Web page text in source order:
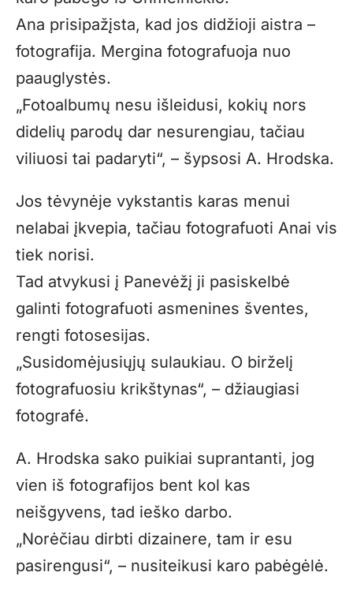
Ana prisipažįsta, kad jos didžioji aistra –
fotografija. Mergina fotografuoja nuo
paauglystės.
„Fotoalbumų nesu išleidusi, kokių nors
didelių parodų dar nesurengiau, tačiau
viliuosi tai padaryti“, – šypsosi A. Hrodska.
Jos tėvynėje vykstantis karas menui
nelabai įkvepia, tačiau fotografuoti Anai vis
tiek norisi.
Tad atvykusi į Panevėžį ji pasiskelbė
galinti fotografuoti asmenines šventes,
rengti fotosesijas.
„Susidomėjusiųjų sulaukiau. O birželį
fotografuosiu krikštynas“, – džiaugiasi
fotografė.
A. Hrodska sako puikiai suprantanti, jog
vien iš fotografijos bent kol kas
neišgyvens, tad ieško darbo.
„Norėčiau dirbti dizainere, tam ir esu
pasirengusi“, – nusiteikusi karo pabėgėlė.